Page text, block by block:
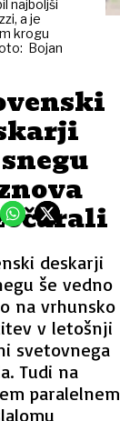
najboljši
a je
krogu
Bojan
deskarji
še vedno
na vrhunsko
v letošnji
svetovnega
Tudi na
paralelnem